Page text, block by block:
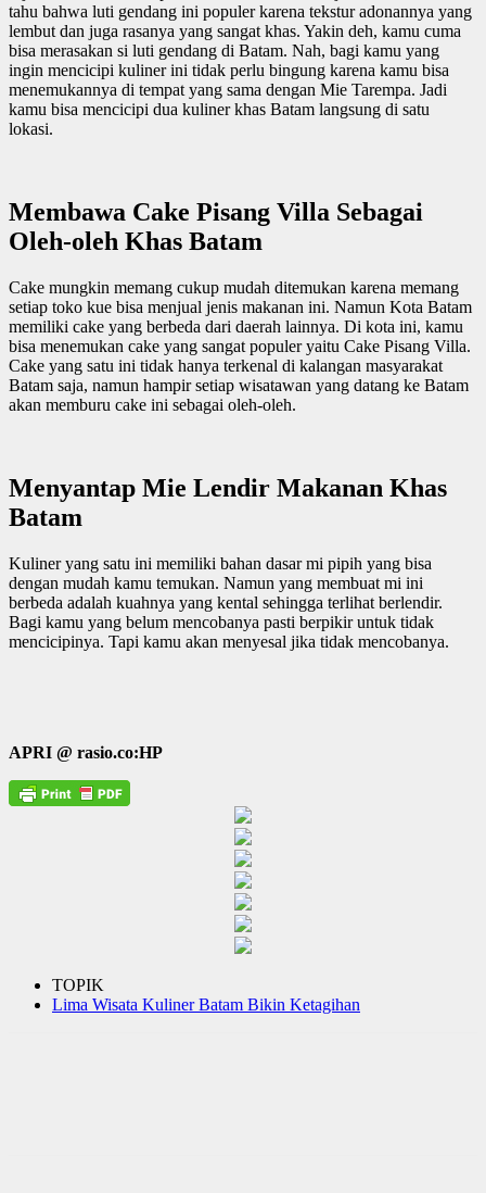
tahu bahwa luti gendang ini populer karena tekstur adonannya yang
lembut dan juga rasanya yang sangat khas. Yakin deh, kamu cuma
bisa merasakan si luti gendang di Batam. Nah, bagi kamu yang
ingin mencicipi kuliner ini tidak perlu bingung karena kamu bisa
menemukannya di tempat yang sama dengan Mie Tarempa. Jadi
kamu bisa mencicipi dua kuliner khas Batam langsung di satu
lokasi.
Membawa Cake Pisang Villa Sebagai
Oleh-oleh Khas Batam
Cake mungkin memang cukup mudah ditemukan karena memang
setiap toko kue bisa menjual jenis makanan ini. Namun Kota Batam
memiliki cake yang berbeda dari daerah lainnya. Di kota ini, kamu
bisa menemukan cake yang sangat populer yaitu Cake Pisang Villa.
Cake yang satu ini tidak hanya terkenal di kalangan masyarakat
Batam saja, namun hampir setiap wisatawan yang datang ke Batam
akan memburu cake ini sebagai oleh-oleh.
Menyantap Mie Lendir Makanan Khas
Batam
Kuliner yang satu ini memiliki bahan dasar mi pipih yang bisa
dengan mudah kamu temukan. Namun yang membuat mi ini
berbeda adalah kuahnya yang kental sehingga terlihat berlendir.
Bagi kamu yang belum mencobanya pasti berpikir untuk tidak
mencicipinya. Tapi kamu akan menyesal jika tidak mencobanya.
APRI @ rasio.co:HP
TOPIK
Lima Wisata Kuliner Batam Bikin Ketagihan